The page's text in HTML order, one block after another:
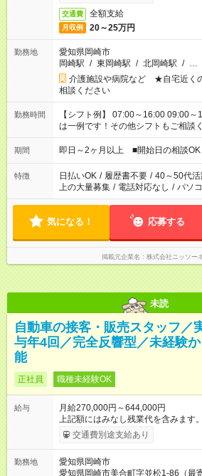
交通費 全額支給
月収例 20～25万円
勤務地
愛知県岡崎市
岡崎駅 / 東岡崎駅 / 北岡崎駅 / …
介護施設や病院など ★自宅近く
相談ください
勤務時間
【シフト例】 07:00～16:00 09:00～
は一例です！その他シフトもご相談
期間 即日～2ヶ月以上 ■開始日の相談OK
特徴 日払いOK / 履歴書不要 / 40～50代活
上の大量募集 / 電話対応なし / パソ
気になる！ 応募する
掲載元企業名 株式会社ニッソー
未読
自動車の接客・販売スタッフ／
与年4回／完全反響型／未経験
能
正社員 職種未経験OK
給与
月給270,000円～644,000円
上記額にはみなし残業代を含みます
ます。 みなし残業代 59,000円／月
※スキル・能力等を考慮の上決定します。 ＼★ご希望
ーバル型（全国転勤あり） 月収32
交通費別途支給あり
勤務地
愛知県岡崎市
愛知県岡崎市美合町字並松1-86（最